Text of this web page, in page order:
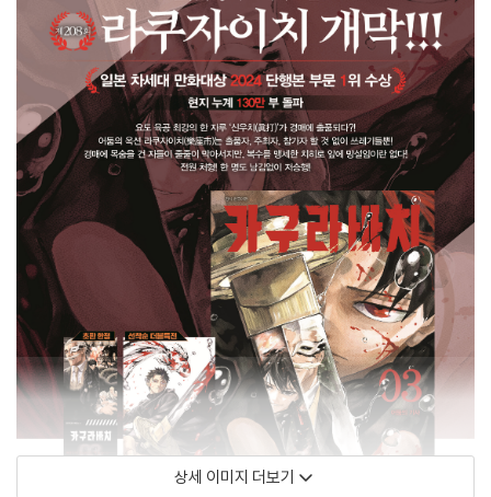
상세 이미지 더보기